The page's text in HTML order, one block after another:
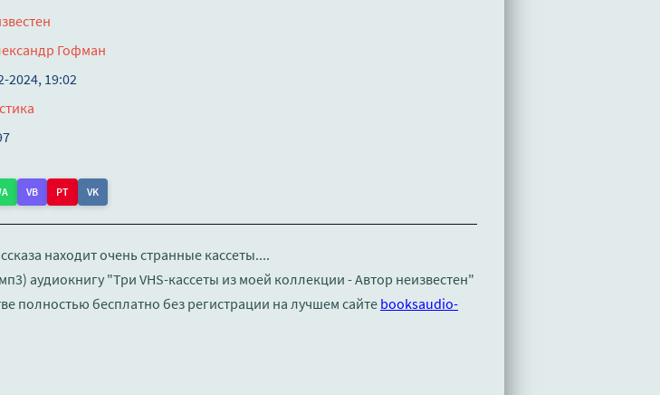
Гофман
2024, 19:02
VB PT VK
находит очень странные кассеты....
аудиокнигу "Три VHS-кассеты из моей коллекции - Автор неизвестен"
полностью бесплатно без регистрации на лучшем сайте booksaudio-